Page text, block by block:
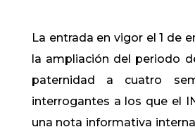
La entrada en vigor el 1 de
la ampliación del periodo
paternidad a cuatro
interrogantes a los que el
una nota informativa